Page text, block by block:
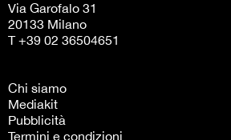
Via Garofalo 31
20133 Milano
T +39 02 36504651
Chi siamo
Mediakit
Pubblicità
Termini e condizioni